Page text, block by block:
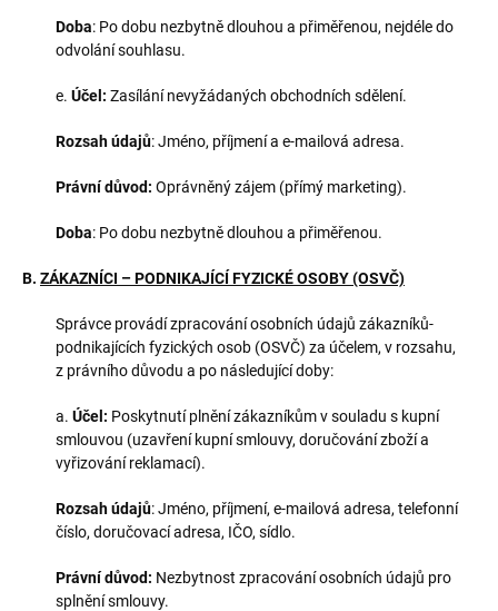
Doba: Po dobu nezbytně dlouhou a přiměřenou, nejdéle do
odvolání souhlasu.
e. Účel: Zasílání nevyžádaných obchodních sdělení.
Rozsah údajů: Jméno, příjmení a e-mailová adresa.
Právní důvod: Oprávněný zájem (přímý marketing).
Doba: Po dobu nezbytně dlouhou a přiměřenou.
B. ZÁKAZNÍCI – PODNIKAJÍCÍ FYZICKÉ OSOBY (OSVČ)
Správce provádí zpracování osobních údajů zákazníků-
podnikajících fyzických osob (OSVČ) za účelem, v rozsahu,
z právního důvodu a po následující doby:
a. Účel: Poskytnutí plnění zákazníkům v souladu s kupní
smlouvou (uzavření kupní smlouvy, doručování zboží a
vyřizování reklamací).
Rozsah údajů: Jméno, příjmení, e-mailová adresa, telefonní
číslo, doručovací adresa, IČO, sídlo.
Právní důvod: Nezbytnost zpracování osobních údajů pro
splnění smlouvy.